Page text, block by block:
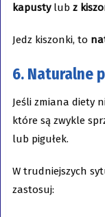
kapustylub z
Jedz kiszonki, to
6. Naturalne
Jeśli zmiana diety
które są zwykle
lub pigułek.
W trudniejszych
zastosuj: